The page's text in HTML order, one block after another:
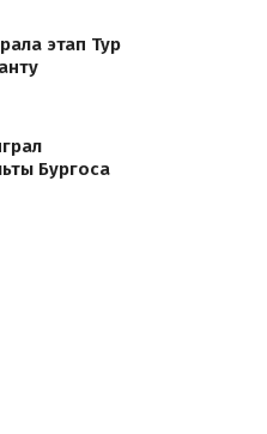
этап Тур
Бургоса